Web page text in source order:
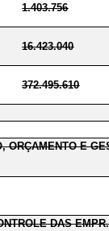
1.403.756
16.423.040
372.495.610
ORÇAMENTO E
DAS